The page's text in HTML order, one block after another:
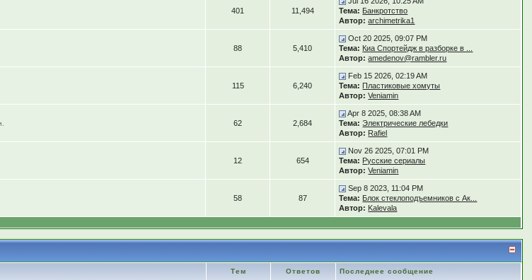
401 11,494
Тема: Банкротство
Автор: archimetrika1
88 5,410
Oct 20 2025, 09:07 PM
Тема: Киа Спортейдж в разборке в ...
Автор: amedenov@rambler.ru
115 6,240
Feb 15 2026, 02:19 AM
Тема: Пластиковые хомуты
Автор: Veniamin
62 2,684
Apr 8 2025, 08:38 AM
Тема: Электрические лебедки
Автор: Rafiel
12 654
Nov 26 2025, 07:01 PM
Тема: Русские сериалы
Автор: Veniamin
58 87
Sep 8 2023, 11:04 PM
Тема: Блок стеклоподъемников с Ак...
Автор: Kalevala
Тем Ответов Последнее сообщение